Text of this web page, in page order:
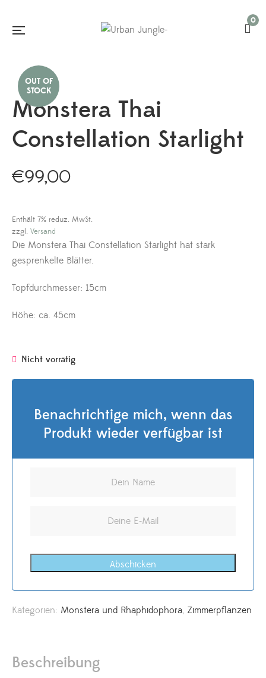
0
Monstera Thai
Constellation Starlight
€99,00
Enthält 7% reduz. MwSt.
zzgl. Versand
Die Monstera Thai Constellation Starlight hat stark
gesprenkelte Blätter.
Topfdurchmesser: 15cm
Höhe: ca. 45cm
Nicht vorrätig
Benachrichtige mich, wenn das
Produkt wieder verfügbar ist
Abschicken
Kategorien: Monstera und Rhaphidophora, Zimmerpflanzen
Beschreibung